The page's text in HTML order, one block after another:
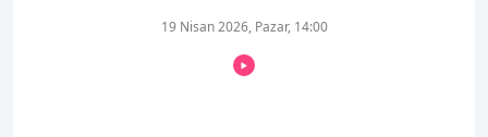
19 Nisan 2026, Pazar, 14:00